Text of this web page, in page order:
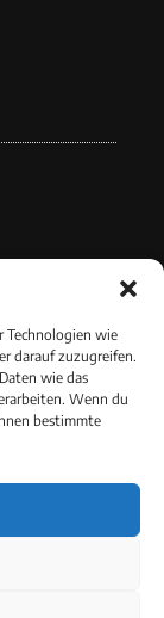
Technologien wie
darauf zuzugreifen.
wie das
Wenn du
bestimmte